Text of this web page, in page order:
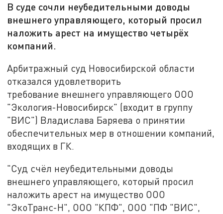
В суде сочли неубедительными доводы
внешнего управляющего, который просил
наложить арест на имущество четырёх
компаний.
Арбитражный суд Новосибирской области
отказался удовлетворить
требование внешнего управляющего ООО
"Экология-Новосибирск" (входит в группу
"ВИС") Владислава Баряева о принятии
обеспечительных мер в отношении компаний,
входящих в ГК.
"Суд счёл неубедительными доводы
внешнего управляющего, который просил
наложить арест на имущество ООО
"ЭкоТранс-Н", ООО "КПФ", ООО "ПФ "ВИС",